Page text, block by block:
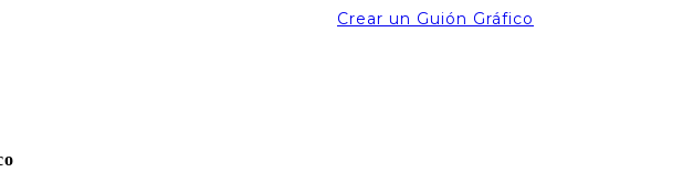
Crear un Guión Gráfico